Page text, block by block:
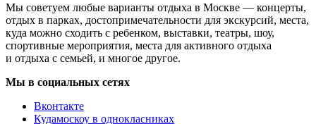
Мы советуем любые варианты отдыха в Москве — концерты,
отдых в парках, достопримечательности для экскурсий, места,
куда можно сходить с ребенком, выставки, театры, шоу,
спортивные мероприятия, места для активного отдыха
и отдыха с семьей, и многое другое.
Мы в социальных сетях
Вконтакте
Кудамоскоу в однокласниках